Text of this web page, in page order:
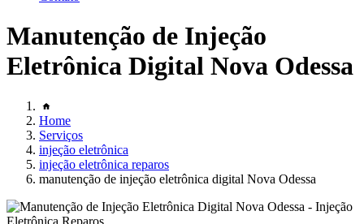
Manutenção de Injeção
Eletrônica Digital Nova Odessa
Home
Serviços
injeção eletrônica
injeção eletrônica reparos
manutenção de injeção eletrônica digital Nova Odessa